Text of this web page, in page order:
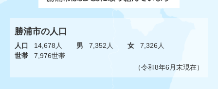
勝浦市の人口
人口 14,678人 男 7,352人 女
7,326人
世帯
7,976世帯
（令和8年6月末現在）